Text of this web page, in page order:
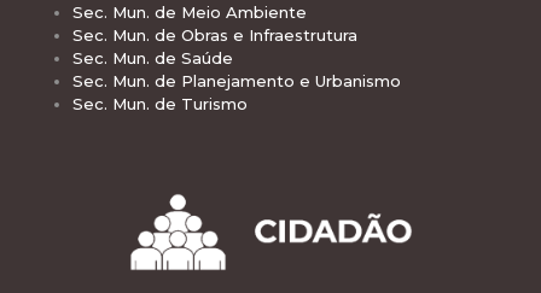
Sec. Mun. de Meio Ambiente
Sec. Mun. de Obras e Infraestrutura
Sec. Mun. de Saúde
Sec. Mun. de Planejamento e Urbanismo
Sec. Mun. de Turismo